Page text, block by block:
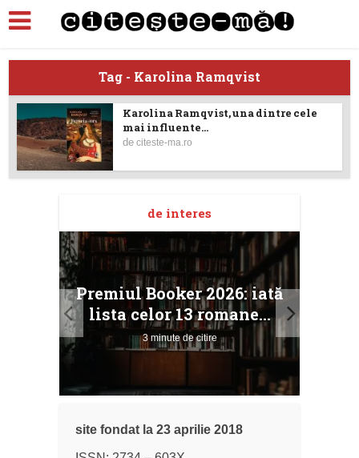
Tag - Karolina Ramqvist
Karolina Ramqvist, una dintre cele
mai influente...
deciteste-ma.ro
de interes
Premiul Booker 2026: iată
lista celor 13 romane...
3 minute de citire
site fondat la 23 aprilie 2018